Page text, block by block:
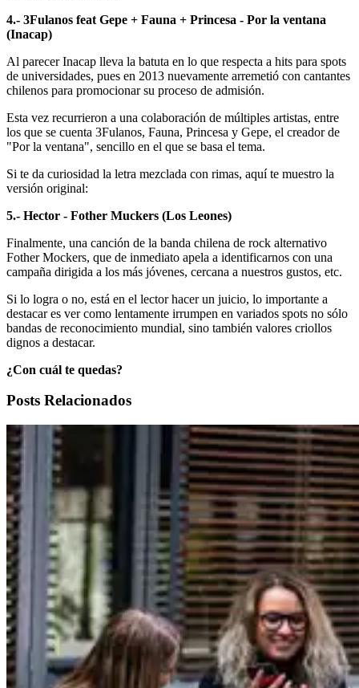
4.- 3Fulanos feat Gepe + Fauna + Princesa - Por la ventana
(Inacap)
Al parecer Inacap lleva la batuta en lo que respecta a hits para spots
de universidades, pues en 2013 nuevamente arremetió con cantantes
chilenos para promocionar su proceso de admisión.
Esta vez recurrieron a una colaboración de múltiples artistas, entre
los que se cuenta 3Fulanos, Fauna, Princesa y Gepe, el creador de
"Por la ventana", sencillo en el que se basa el tema.
Si te da curiosidad la letra mezclada con rimas, aquí te muestro la
versión original:
5.- Hector - Fother Muckers (Los Leones)
Finalmente, una canción de la banda chilena de rock alternativo
Fother Mockers, que de inmediato apela a identificarnos con una
campaña dirigida a los más jóvenes, cercana a nuestros gustos, etc.
Si lo logra o no, está en el lector hacer un juicio, lo importante a
destacar es ver como lentamente irrumpen en variados spots no sólo
bandas de reconocimiento mundial, sino también valores criollos
dignos a destacar.
¿Con cuál te quedas?
Posts Relacionados